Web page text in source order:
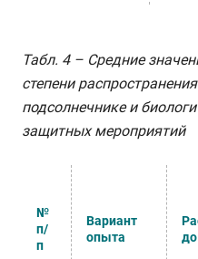
Табл. 4 – Средние
степени
подсолнечнике и
защитных мероприятий
№
п/
п
Вариант
опыта
до